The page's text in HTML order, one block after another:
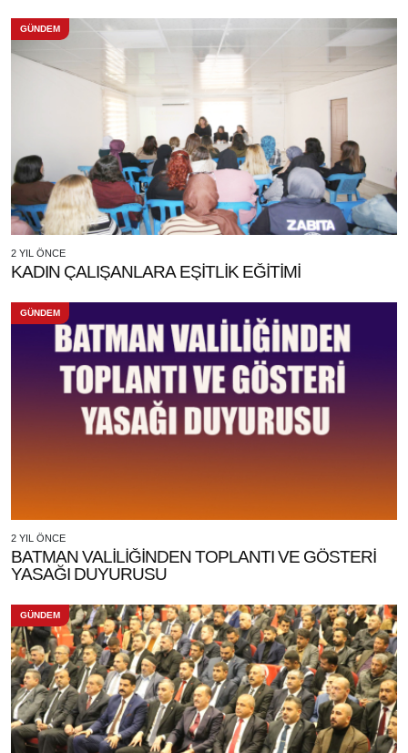
GÜNDEM
2 YIL ÖNCE
KADIN ÇALIŞANLARA EŞİTLİK EĞİTİMİ
GÜNDEM
2 YIL ÖNCE
BATMAN VALİLİĞİNDEN TOPLANTI VE GÖSTERİ
YASAĞI DUYURUSU
GÜNDEM